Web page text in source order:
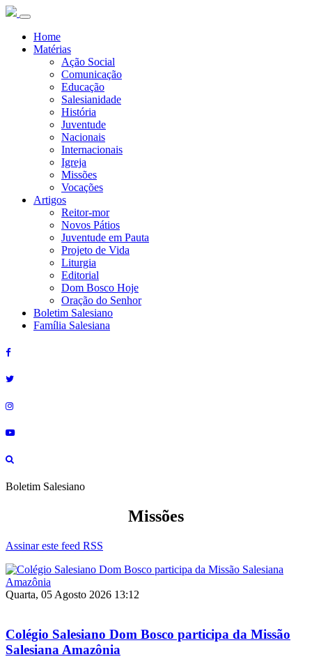
Home
Matérias
Ação Social
Comunicação
Educação
Salesianidade
História
Juventude
Nacionais
Internacionais
Igreja
Missões
Vocações
Artigos
Reitor-mor
Novos Pátios
Juventude em Pauta
Projeto de Vida
Liturgia
Editorial
Dom Bosco Hoje
Oração do Senhor
Boletim Salesiano
Família Salesiana
Boletim Salesiano
Missões
Assinar este feed RSS
Quarta, 05 Agosto 2026 13:12
Colégio Salesiano Dom Bosco participa da Missão
Salesiana Amazônia